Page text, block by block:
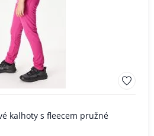
kalhoty s fleecem pružné